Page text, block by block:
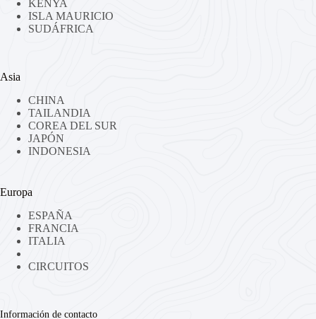
KENYA
ISLA MAURICIO
SUDÁFRICA
Asia
CHINA
TAILANDIA
COREA DEL SUR
JAPÓN
INDONESIA
Europa
ESPAÑA
FRANCIA
ITALIA
CIRCUITOS
Información de contacto